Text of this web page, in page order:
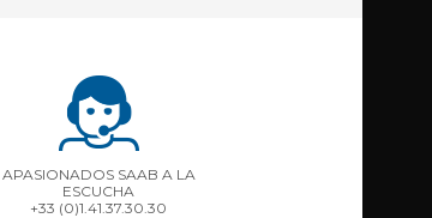
APASIONADOS SAAB A LA
ESCUCHA
+33 (0)1.41.37.30.30